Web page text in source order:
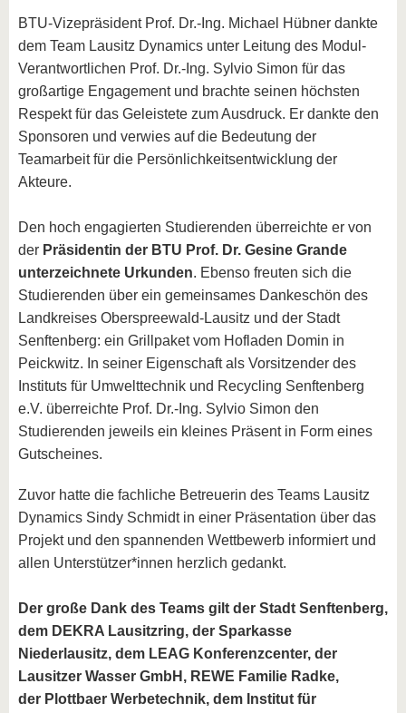
BTU-Vizepräsident Prof. Dr.-Ing. Michael Hübner dankte
dem Team Lausitz Dynamics unter Leitung des Modul-
Verantwortlichen Prof. Dr.-Ing. Sylvio Simon für das
großartige Engagement und brachte seinen höchsten
Respekt für das Geleistete zum Ausdruck. Er dankte den
Sponsoren und verwies auf die Bedeutung der
Teamarbeit für die Persönlichkeitsentwicklung der
Akteure.
Den hoch engagierten Studierenden überreichte er von
der Präsidentin der BTU Prof. Dr. Gesine Grande
unterzeichnete Urkunden. Ebenso freuten sich die
Studierenden über ein gemeinsames Dankeschön des
Landkreises Oberspreewald-Lausitz und der Stadt
Senftenberg: ein Grillpaket vom Hofladen Domin in
Peickwitz. In seiner Eigenschaft als Vorsitzender des
Instituts für Umwelttechnik und Recycling Senftenberg
e.V. überreichte Prof. Dr.-Ing. Sylvio Simon den
Studierenden jeweils ein kleines Präsent in Form eines
Gutscheines.
Zuvor hatte die fachliche Betreuerin des Teams Lausitz
Dynamics Sindy Schmidt in einer Präsentation über das
Projekt und den spannenden Wettbewerb informiert und
allen Unterstützer*innen herzlich gedankt.
Der große Dank des Teams gilt der Stadt Senftenberg,
dem DEKRA Lausitzring, der Sparkasse
Niederlausitz, dem LEAG Konferenzcenter, der
Lausitzer Wasser GmbH, REWE Familie Radke,
der Plottbaer Werbetechnik, dem Institut für